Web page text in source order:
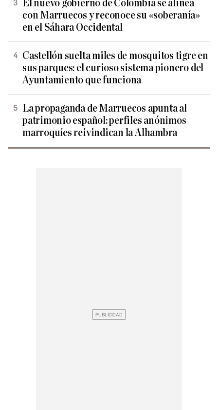
El nuevo gobierno de Colombia se alinea
con Marruecos y reconoce su «soberanía»
en el Sáhara Occidental
Castellón suelta miles de mosquitos tigre en
sus parques: el curioso sistema pionero del
Ayuntamiento que funciona
La propaganda de Marruecos apunta al
patrimonio español: perfiles anónimos
marroquíes reivindican la Alhambra